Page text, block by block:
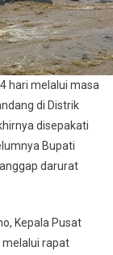
hari melalui masa
di Distrik
disepakati
Bupati
darurat
Kepala Pusat
melalui rapat